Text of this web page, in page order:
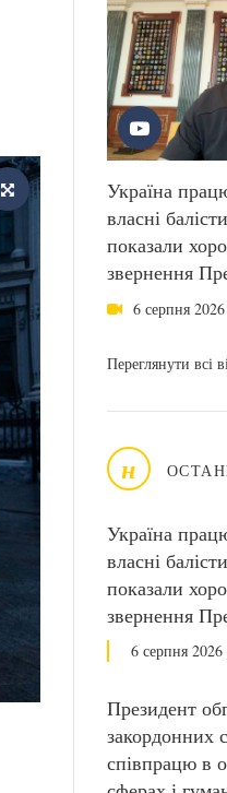
Україна
власні
показали
звернення
6 серпня
Переглянути всі
н
Україна
власні
показали
звернення
6 серпня
Президент
закордонних
співпрацю в